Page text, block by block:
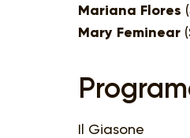
Mariana Flores
Mary Feminear
Il Giasone